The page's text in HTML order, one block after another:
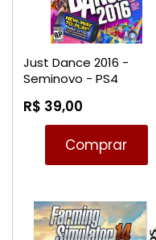
Just Dance 2016 -
Seminovo - PS4
R$ 39,00
Comprar